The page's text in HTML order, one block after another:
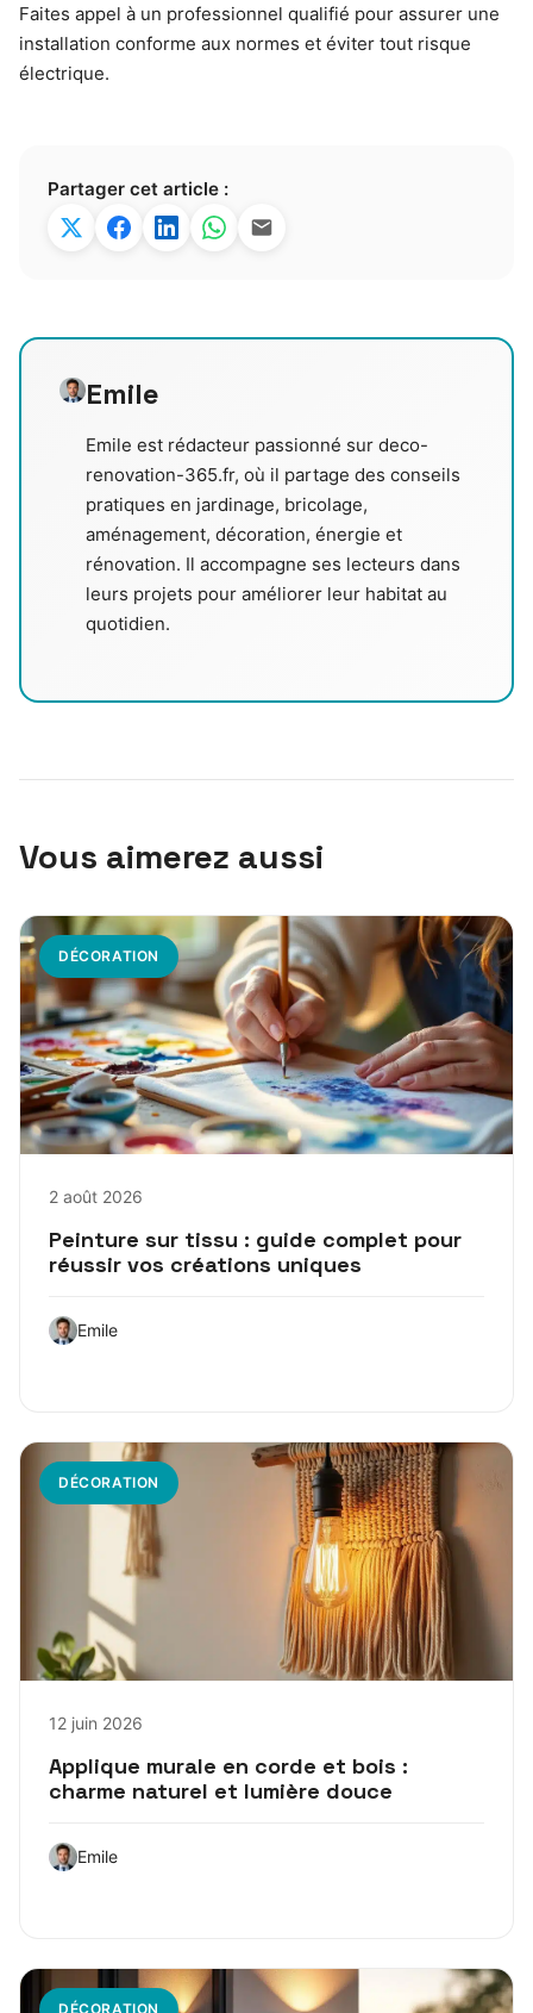
Faites appel à un professionnel qualifié pour assurer une
installation conforme aux normes et éviter tout risque
électrique.
Partager cet article :
Emile
Emile est rédacteur passionné sur deco-
renovation-365.fr, où il partage des conseils
pratiques en jardinage, bricolage,
aménagement, décoration, énergie et
rénovation. Il accompagne ses lecteurs dans
leurs projets pour améliorer leur habitat au
quotidien.
Vous aimerez aussi
DÉCORATION
2 août 2026
Peinture sur tissu : guide complet pour
réussir vos créations uniques
Emile
DÉCORATION
12 juin 2026
Applique murale en corde et bois :
charme naturel et lumière douce
Emile
DÉCORATION